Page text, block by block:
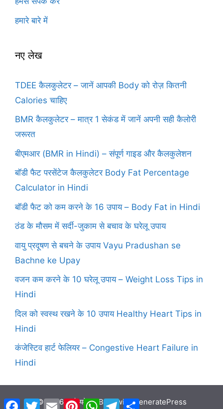
हमारे बारे में
नए लेख
TDEE कैलकुलेटर – जानें आपकी Body को रोज़ कितनी
Calories चाहिए
BMR कैलकुलेटर – मात्र 1 सेकंड में जानें अपनी सही कैलोरी
जरूरत
बीएमआर (BMR in Hindi) – संपूर्ण गाइड और कैलकुलेशन
बॉडी फैट परसेंटेज कैलकुलेटर Body Fat Percentage
Calculator in Hindi
बॉडी फैट को कम करने के 16 उपाय – Body Fat in Hindi
ठंड के मौसम में सर्दी-जुकाम से बचाव के घरेलू उपाय
वायु प्रदूषण से बचने के उपाय Vayu Pradushan se
Bachne ke Upay
वजन कम करने के 10 घरेलू उपाय – Weight Loss Tips in
Hindi
दिल को स्वस्थ रखने के 10 उपाय Healthy Heart Tips in
Hindi
कंजेस्टिव हार्ट फेलियर – Congestive Heart Failure in
Hindi
© 2026 आरोग्यवेद• Built withGeneratePress
Facebook
TwitterEmailPinterestWhatsApp
Telegram
Share